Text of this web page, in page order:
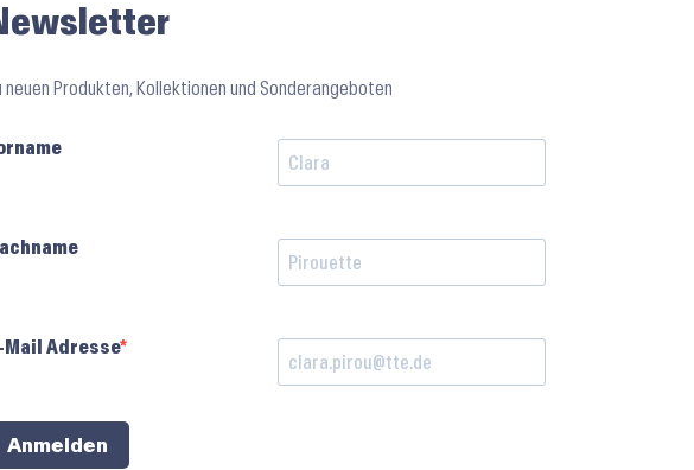
neuen Produkten, Kollektionen und Sonderangeboten
Mail Adresse
Anmelden